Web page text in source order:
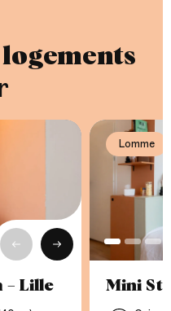
Lomme
PrécédentSuivant
– Lille
Lomme
Mini